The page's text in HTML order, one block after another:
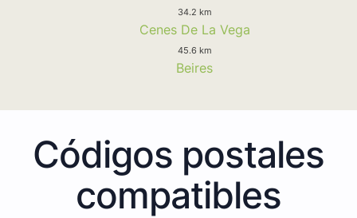
34.2 km
Cenes De La Vega
45.6 km
Beires
Códigos postales
compatibles